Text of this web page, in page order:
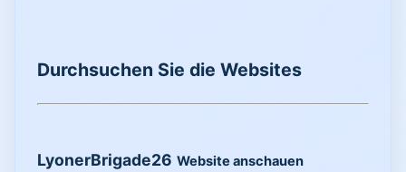
Durchsuchen Sie die Websites
LyonerBrigade26 Website anschauen